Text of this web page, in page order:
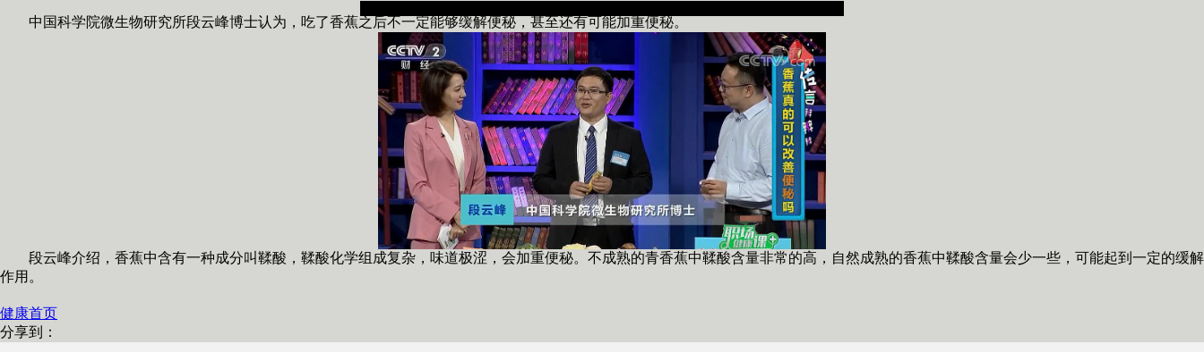
中国科学院微生物研究所段云峰博士认为，吃了香蕉之后不一定能够缓解便秘，甚至还有可能加重便秘。
段云峰介绍，香蕉中含有一种成分叫鞣酸，鞣酸化学组成复杂，味道极涩，会加重便秘。不成熟的青香蕉中鞣酸含量非常的高，自然成熟的香蕉中鞣酸含量会少一些，可能起到一定的缓解
作用。
健康首页
分享到：